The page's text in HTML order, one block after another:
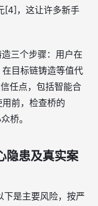
[4]，这让许多新手
三个步骤：用户在
目标链铸造等值代
任点，包括智能合
用前，检查桥的
桥。
隐患及真实案
下是主要风险，按严